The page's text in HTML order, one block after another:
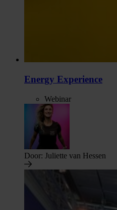
Energy Experience
Webinar
Door: Juliette van Hessen